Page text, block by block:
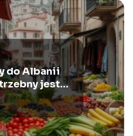
do Albanii
jest
Wszystko,
wiedzieć